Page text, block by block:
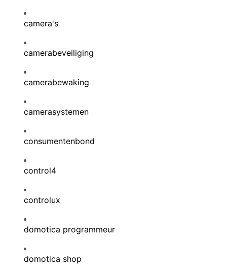
camera's
camerabeveiliging
camerabewaking
camerasystemen
consumentenbond
control4
controlux
domotica programmeur
domotica shop